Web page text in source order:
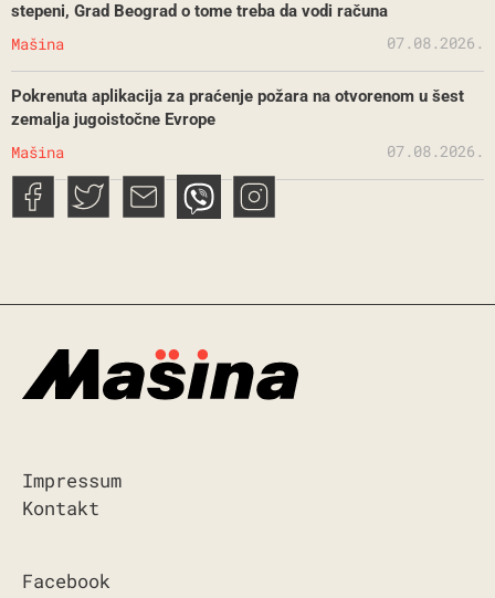
stepeni, Grad Beograd o tome treba da vodi računa
Mašina 07.08.2026.
Pokrenuta aplikacija za praćenje požara na otvorenom u šest
zemalja jugoistočne Evrope
Mašina 07.08.2026.
Impressum
Kontakt
Facebook